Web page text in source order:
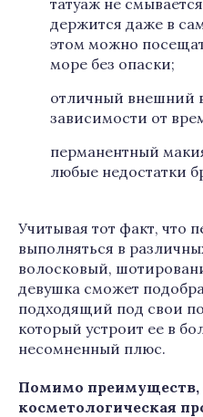
татуаж не
держится даже в
этом можно
море без опаски;
отличный внешний
зависимости от
перманентный
любые недостатки
Учитывая тот факт, что
выполняться в
волосковый,
девушка сможет
подходящий под свои
который устроит ее в
несомненный плюс.
Помимо преимуществ,
косметологическая